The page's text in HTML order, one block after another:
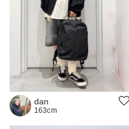
dan
163cm